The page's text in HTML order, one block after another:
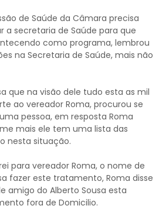
de Saúde da Câmara precisa
secretaria de Saúde para que
como programa, lembrou
na Secretaria de Saúde, mais não
que na visão dele tudo esta as mil
ao vereador Roma, procurou se
pessoa, em resposta Roma
mais ele tem uma lista das
nesta situação.
para vereador Roma, o nome de
fazer este tratamento, Roma disse
amigo do Alberto Sousa esta
fora de Domicilio.